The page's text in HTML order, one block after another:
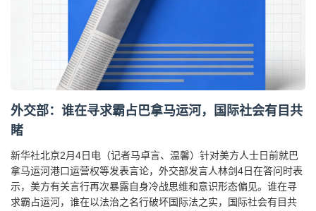
外交部：谁在寻求霸占巴拿马运河，国际社会有目共
睹
新华社北京2月4日电（记者马卓言、温馨）针对美方人士日前就巴
拿马运河港口运营权等发表言论，外交部发言人林剑4日在答问时表
示，美方有关言行再次暴露自身冷战思维和意识形态偏见。谁在寻
求霸占运河，谁在以法治之名行破坏国际法之实，国际社会有目共